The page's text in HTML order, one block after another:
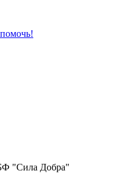
"Сила Добра"